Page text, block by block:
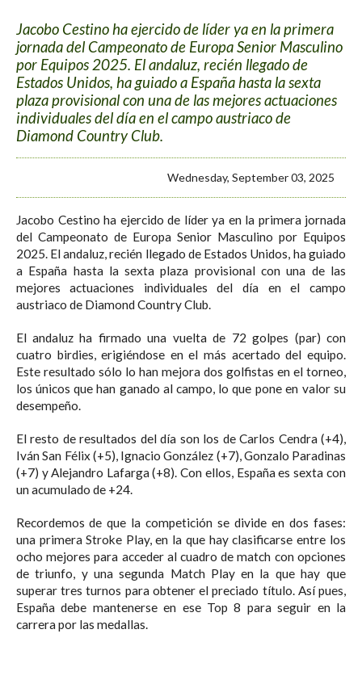
Jacobo Cestino ha ejercido de líder ya en la primera
jornada del Campeonato de Europa Senior Masculino
por Equipos 2025. El andaluz, recién llegado de
Estados Unidos, ha guiado a España hasta la sexta
plaza provisional con una de las mejores actuaciones
individuales del día en el campo austriaco de
Diamond Country Club.
Wednesday, September 03, 2025
Jacobo Cestino ha ejercido de líder ya en la primera jornada
del Campeonato de Europa Senior Masculino por Equipos
2025. El andaluz, recién llegado de Estados Unidos, ha guiado
a España hasta la sexta plaza provisional con una de las
mejores actuaciones individuales del día en el campo
austriaco de Diamond Country Club.
El andaluz ha firmado una vuelta de 72 golpes (par) con
cuatro birdies, erigiéndose en el más acertado del equipo.
Este resultado sólo lo han mejora dos golfistas en el torneo,
los únicos que han ganado al campo, lo que pone en valor su
desempeño.
El resto de resultados del día son los de Carlos Cendra (+4),
Iván San Félix (+5), Ignacio González (+7), Gonzalo Paradinas
(+7) y Alejandro Lafarga (+8). Con ellos, España es sexta con
un acumulado de +24.
Recordemos de que la competición se divide en dos fases:
una primera Stroke Play, en la que hay clasificarse entre los
ocho mejores para acceder al cuadro de match con opciones
de triunfo, y una segunda Match Play en la que hay que
superar tres turnos para obtener el preciado título. Así pues,
España debe mantenerse en ese Top 8 para seguir en la
carrera por las medallas.